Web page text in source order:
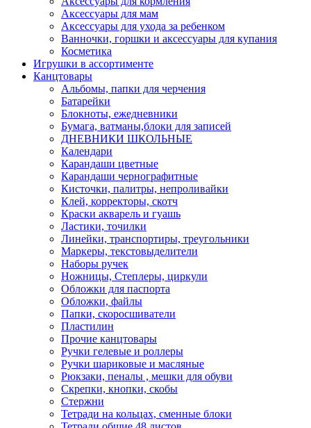
Аксессуары для мам
Аксессуары для ухода за ребенком
Ванночки, горшки и аксессуары для купания
Косметика
Игрушки в ассортименте
Канцтовары
Альбомы, папки для черчения
Батарейки
Блокноты, ежедневники
Бумага, ватманы,блоки для записей
ДНЕВНИКИ ШКОЛЬНЫЕ
Календари
Карандаши цветные
Карандаши чернографитные
Кисточки, палитры, непроливайки
Клей, корректоры, скотч
Краски акварель и гуашь
Ластики, точилки
Линейки, транспортиры, треугольники
Маркеры, текстовыделители
Наборы ручек
Ножницы, Степлеры, циркули
Обложки для паспорта
Обложки, файлы
Папки, скоросшиватели
Пластилин
Прочие канцтовары
Ручки гелевые и роллеры
Ручки шариковые и масляные
Рюкзаки, пеналы , мешки для обуви
Скрепки, кнопки, скобы
Стержни
Тетради на кольцах, сменные блоки